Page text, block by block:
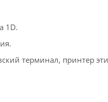
1D.
терминал, принтер